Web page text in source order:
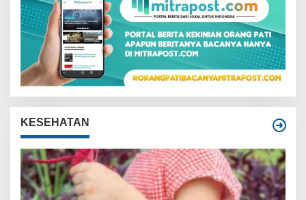
KESEHATAN